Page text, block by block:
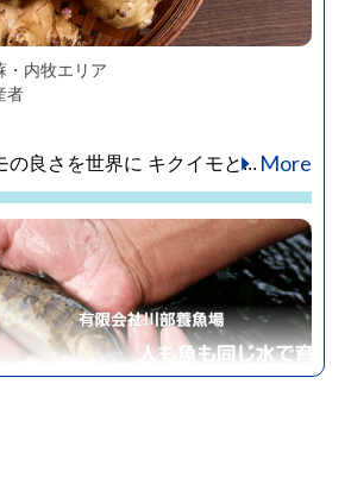
・小田・田の原・満願寺エリア
施設
ベルジュわいた館
・内牧エリア
者
の良さを世界に キクイモと... More